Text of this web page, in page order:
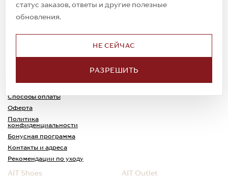
статус заказов, ответы и другие полезные
обновления.
НЕ СЕЙЧАС
РАЗРЕШИТЬ
© 2023. AIT Shoes
Все права защищены
Доставка
Способы оплаты
Оферта
Политика
конфиденциальности
Обмен и возврат
Каспи-Ред
Бонусная программа
Контакты и адреса
Рекомендации по уходу
AIT Shoes AIT Outlet